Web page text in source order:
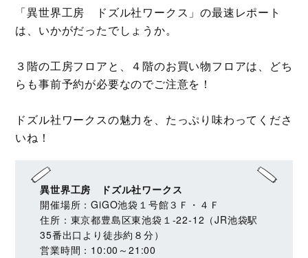
「異世界工房 ドズル社ワークス」の最速レポート
は、いかがだったでしょうか。
３階の工房フロアと、４階のお買い物フロアは、どち
らも事前予約が必要なのでご注意を！
ドズル社ワークスの魅力を、たっぷり味わってくださ
いね！
異世界工房 ドズル社ワークス
開催場所：GiGO池袋１号館３Ｆ・４Ｆ
住所：東京都豊島区東池袋１‐22‐12（JR池袋駅
35番出口より徒歩約８分）
営業時間：10:00～21:00